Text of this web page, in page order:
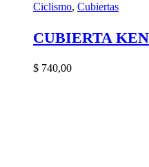
Ciclismo, Cubiertas
CUBIERTA
$ 740,00